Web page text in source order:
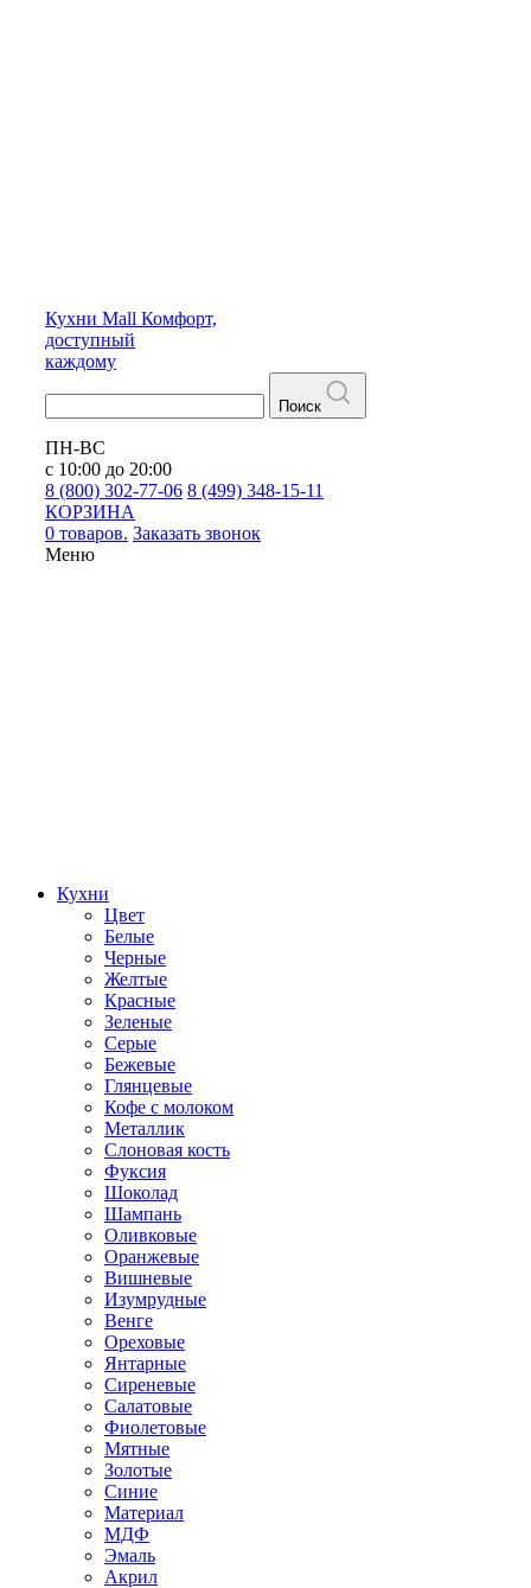
Кухни Mall Комфорт,
доступный
каждому
Поиск
ПН-ВС
с 10:00 до 20:00
8 (800) 302-77-06 8 (499) 348-15-11
КОРЗИНА
0 товаров. Заказать звонок
Меню
Кухни
Цвет
Белые
Черные
Желтые
Красные
Зеленые
Серые
Бежевые
Глянцевые
Кофе с молоком
Металлик
Слоновая кость
Фуксия
Шоколад
Шампань
Оливковые
Оранжевые
Вишневые
Изумрудные
Венге
Ореховые
Янтарные
Сиреневые
Салатовые
Фиолетовые
Мятные
Золотые
Синие
Материал
МДФ
Эмаль
Акрил